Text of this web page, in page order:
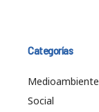
Categorías
Medioambiente
Social